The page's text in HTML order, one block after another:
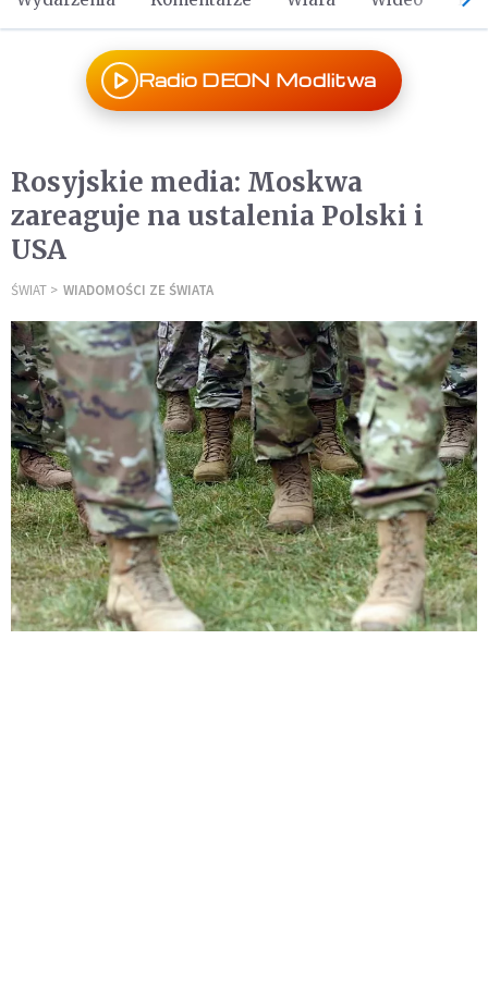
Radio DEON Modlitwa
Rosyjskie media: Moskwa
zareaguje na ustalenia Polski i
USA
ŚWIAT WIADOMOŚCI ZE ŚWIATA